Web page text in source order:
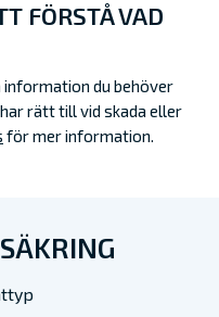
FÖRSTÅ VAD
information du behöver
rätt till vid skada eller
för mer information.